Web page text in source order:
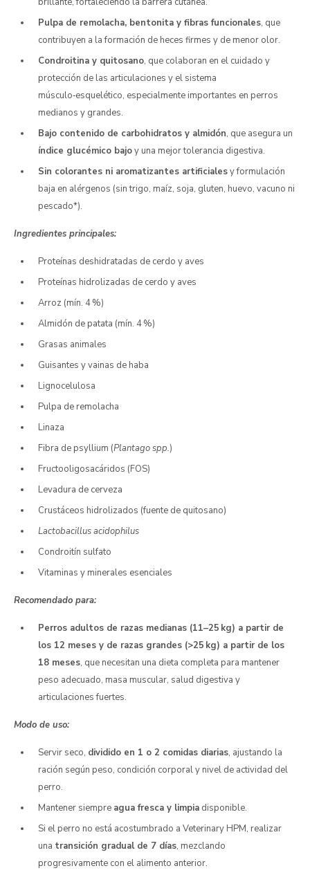
Pulpa de remolacha, bentonita y fibras funcionales, que
contribuyen a la formación de heces firmes y de menor olor.
Condroitina y quitosano, que colaboran en el cuidado y
protección de las articulaciones y el sistema
músculo‑esquelético, especialmente importantes en perros
medianos y grandes.
Bajo contenido de carbohidratos y almidón, que asegura un
índice glucémico bajoy una mejor tolerancia digestiva.
Sin colorantes ni aromatizantes artificialesy formulación
baja en alérgenos (sin trigo, maíz, soja, gluten, huevo, vacuno ni
pescado*).
Ingredientes principales:
Proteínas deshidratadas de cerdo y aves
Proteínas hidrolizadas de cerdo y aves
Arroz (mín. 4 %)
Almidón de patata (mín. 4 %)
Grasas animales
Guisantes y vainas de haba
Lignocelulosa
Pulpa de remolacha
Linaza
Fibra de psyllium (Plantago spp.)
Fructooligosacáridos (FOS)
Levadura de cerveza
Crustáceos hidrolizados (fuente de quitosano)
Lactobacillus acidophilus
Condroitín sulfato
Vitaminas y minerales esenciales
Recomendado para:
Perros adultos de razas medianas (11–25 kg) a partir de
los 12 meses y de razas grandes (>25 kg) a partir de los
18 meses, que necesitan una dieta completa para mantener
peso adecuado, masa muscular, salud digestiva y
articulaciones fuertes.
Modo de uso:
Servir seco, dividido en 1 o 2 comidas diarias, ajustando la
ración según peso, condición corporal y nivel de actividad del
perro.
Mantener siempre agua fresca y limpia disponible.
Si el perro no está acostumbrado a Veterinary HPM, realizar
una transición gradual de 7 días, mezclando
progresivamente con el alimento anterior.